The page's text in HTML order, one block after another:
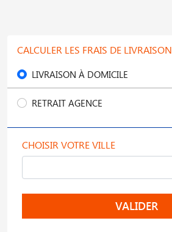
CALCULER LES FRAIS DE LIVRAISON
LIVRAISON À DOMICILE
RETRAIT AGENCE
CHOISIR VOTRE VILLE
VALIDER